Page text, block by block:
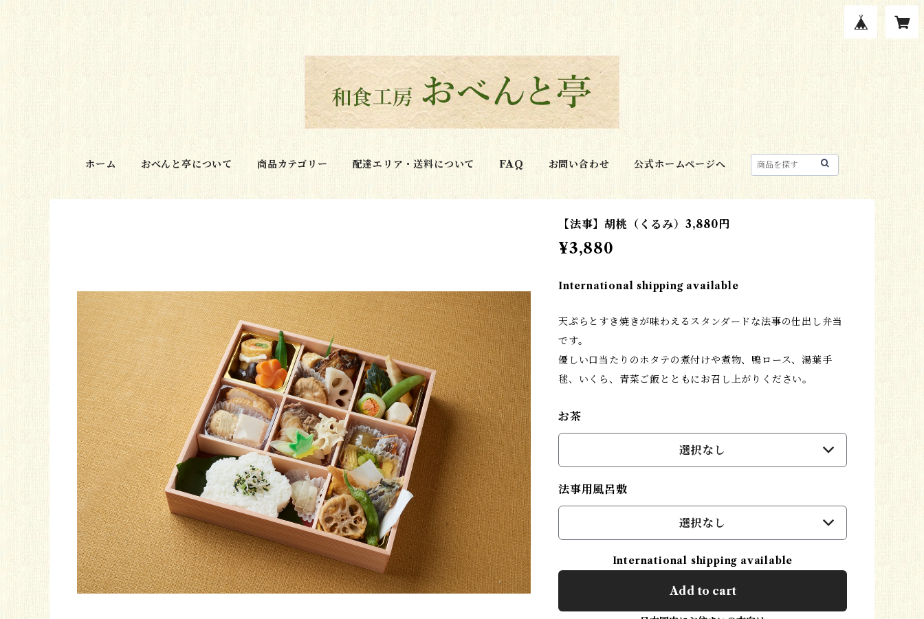
ホーム おべんと亭について 商品カテゴリー 配達エリア・送料について FAQ お問い合わせ 公式ホームページへ
【法事】胡桃（くるみ）3,880円
¥3,880
International shipping available
天ぷらとすき焼きが味わえるスタンダードな法事の仕出し弁当
です。
優しい口当たりのホタテの煮付けや煮物、鴨ロース、湯葉手
毬、いくら、青菜ご飯とともにお召し上がりください。
お茶
選択なし
法事用風呂敷
選択なし
International shipping available
Add to cart